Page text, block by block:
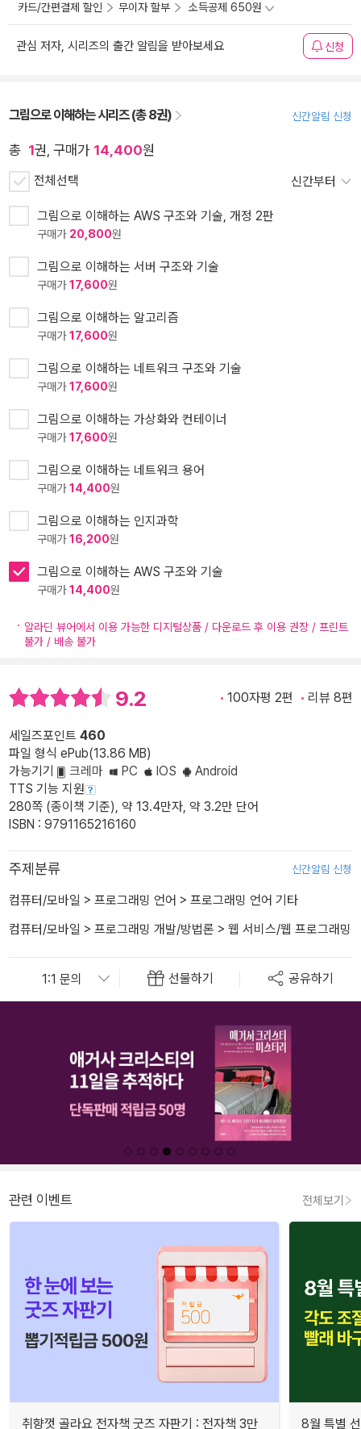
카드/간편결제 할인 무이자 할부 소득공제 650원
관심 저자, 시리즈의 출간 알림을 받아보세요 신청
그림으로 이해하는 시리즈 (총 8권) 신간알림 신청
총 1권, 구매가 14,400원
전체선택 신간부터
그림으로 이해하는 AWS 구조와 기술, 개정 2판
구매가 20,800원
그림으로 이해하는 서버 구조와 기술
구매가17,600원
그림으로 이해하는 알고리즘
구매가17,600원
그림으로 이해하는 네트워크 구조와 기술
구매가17,600원
그림으로 이해하는 가상화와 컨테이너
구매가17,600원
그림으로 이해하는 네트워크 용어
구매가14,400원
그림으로 이해하는 인지과학
구매가16,200원
그림으로 이해하는 AWS 구조와 기술
구매가14,400원
알라딘 뷰어에서 이용 가능한 디지털상품 / 다운로드 후 이용 권장 / 프린트
불가 / 배송 불가
9.2 100자평 2편 리뷰 8편
세일즈포인트 460
파일 형식 ePub(13.86 MB)
가능기기
크레마 PC IOS
Android
TTS 기능 지원
280쪽 (종이책 기준), 약 13.4만자, 약 3.2만 단어
ISBN : 9791165216160
주제분류 신간알림 신청
컴퓨터/모바일 > 프로그래밍 언어 > 프로그래밍 언어 기타
컴퓨터/모바일 > 프로그래밍 개발/방법론 > 웹 서비스/웹 프로그래밍
선물하기 공유하기
관련 이벤트 전체보기
취향껏 골라요 전자책 굿즈 자판기 : 전자책 3만 8월 특별